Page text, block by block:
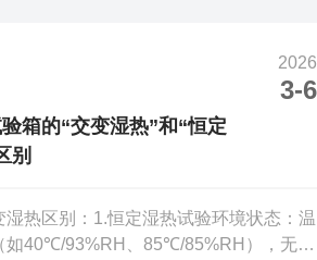
2026
3-6
箱的“交变湿热”和“恒定
别
湿热区别：1.恒定湿热试验环境状态：温
如40℃/93%RH、85℃/85%RH），无循